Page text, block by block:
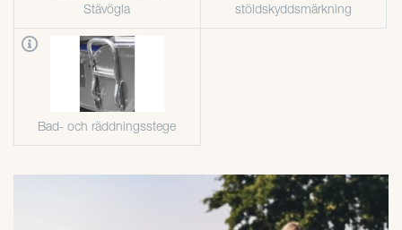
Stävögla
stöldskyddsmärkning
Bad- och räddningsstege